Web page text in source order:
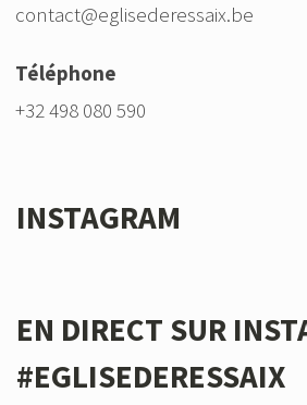
contact@eglisederessaix.be
Téléphone
+32 498 080 590
INSTAGRAM
EN DIRECT SUR
#EGLISEDERESSAIX